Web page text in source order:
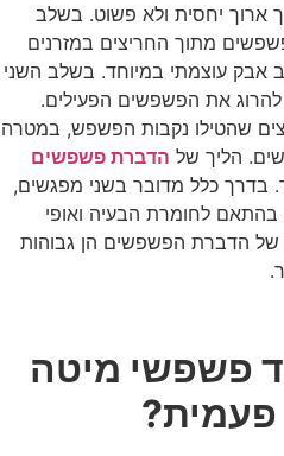
ארוך יחסית ולא פשוט. בשלב
מתוך החריצים במזרנים
אבק עוצמתי במיוחד. בשלב השני
את הפשפשים הפעילים.
שהטילו נקבות הפשפש, במטרה
הליך של הדברת פשפשים
בדרך כלל מדובר בשני מפגשים,
בהתאם לחומרת הבעיה ואופי
של הדברת הפשפשים הן גבוהות
פשפשי מיטה